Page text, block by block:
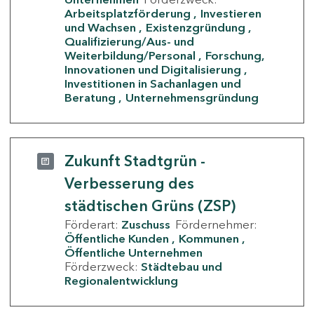
Arbeitsplatzförderung
Investieren
und Wachsen
Existenzgründung
Qualifizierung/Aus- und
Weiterbildung/Personal
Forschung,
Innovationen und Digitalisierung
Investitionen in Sachanlagen und
Beratung
Unternehmensgründung
Zukunft Stadtgrün -
Verbesserung des
städtischen Grüns (ZSP)
Förderart: Zuschuss Fördernehmer:
Öffentliche Kunden
Kommunen
Öffentliche Unternehmen
Förderzweck: Städtebau und
Regionalentwicklung